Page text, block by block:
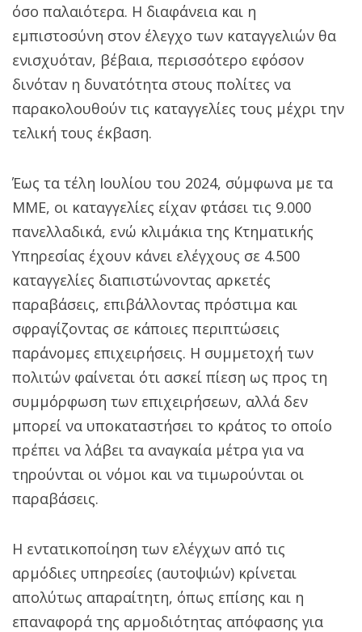
όσο παλαιότερα. Η διαφάνεια και η
εμπιστοσύνη στον έλεγχο των καταγγελιών θα
ενισχυόταν, βέβαια, περισσότερο εφόσον
δινόταν η δυνατότητα στους πολίτες να
παρακολουθούν τις καταγγελίες τους μέχρι την
τελική τους έκβαση.
Έως τα τέλη Ιουλίου του 2024, σύμφωνα με τα
ΜΜΕ, οι καταγγελίες είχαν φτάσει τις 9.000
πανελλαδικά, ενώ κλιμάκια της Κτηματικής
Υπηρεσίας έχουν κάνει ελέγχους σε 4.500
καταγγελίες διαπιστώνοντας αρκετές
παραβάσεις, επιβάλλοντας πρόστιμα και
σφραγίζοντας σε κάποιες περιπτώσεις
παράνομες επιχειρήσεις. Η συμμετοχή των
πολιτών φαίνεται ότι ασκεί πίεση ως προς τη
συμμόρφωση των επιχειρήσεων, αλλά δεν
μπορεί να υποκαταστήσει το κράτος το οποίο
πρέπει να λάβει τα αναγκαία μέτρα για να
τηρούνται οι νόμοι και να τιμωρούνται οι
παραβάσεις.
Η εντατικοποίηση των ελέγχων από τις
αρμόδιες υπηρεσίες (αυτοψιών) κρίνεται
απολύτως απαραίτητη, όπως επίσης και η
επαναφορά της αρμοδιότητας απόφασης για